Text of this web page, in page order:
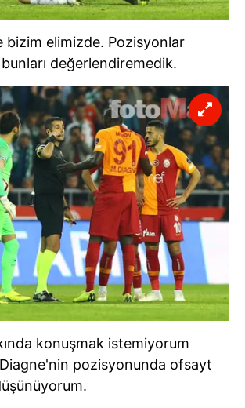
bizim elimizde. Pozisyonlar
değerlendiremedik.
konuşmak istemiyorum
pozisyonunda ofsayt